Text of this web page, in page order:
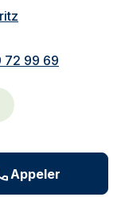
72 99 69
Appeler